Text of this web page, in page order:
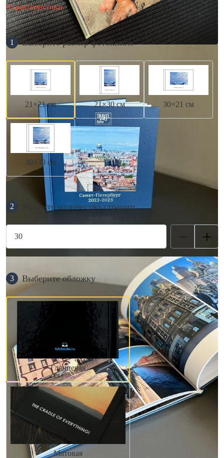
Характеристики
1 Выберите размер фотокниги
21×21 см 21×30 см 30×21 см
30×30 см
2 Укажите количество страниц
3 Выберите обложку
Глянцевая
Матовая